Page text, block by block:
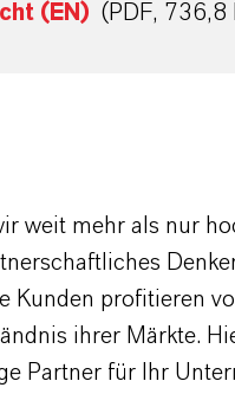
(EN) (PDF, 736,8
weit mehr als nur
Kunden profitieren
ihrer Märkte.
Partner für Ihr